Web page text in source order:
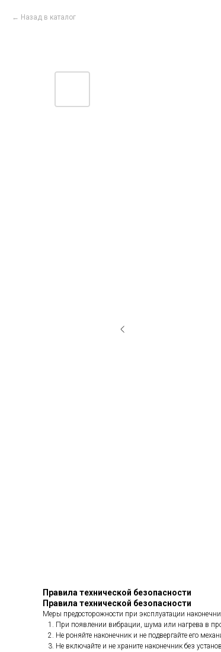
Назад в каталог
Правила технической безопасности
Правила технической безопасности
Меры предосторожности при эксплуатации
При появлении вибрации, шума или нагрева в
Не роняйте наконечник и не подвергайте его
Не включайте и не храните наконечник без